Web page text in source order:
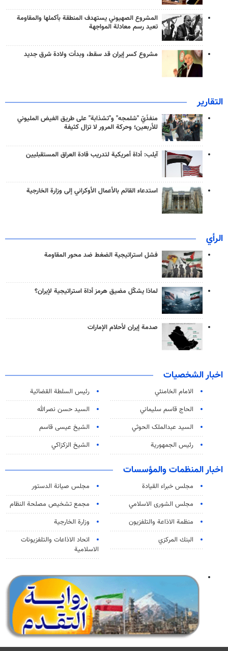
المشروع الصهيوني يستهدف المنطقة بأكملها والمقاومة
تعيد رسم معادلة المواجهة
مشروع كسر إيران قد سقط، وبدأت ولادة شرق جديد
التقارير
منفذَيّ "شلمجه" و"تشذابة" على طريق الفيض المليوني
للأربعين؛ وحركة المرور لا تزال كثيفة
آيلب: أداة أمريكية لتدريب قادة العراق المستقبليين
استدعاء القائم بالأعمال الأوكراني إلى وزارة الخارجية
الرأي
فشل استراتيجية الضغط ضد محور المقاومة
لماذا يشكّل مضيق هرمز أداة استراتيجية لإيران؟
صدمة إيران لأحلام الإمارات
اخبار الشخصيات
الامام الخامنئي
رئیس السلطة القضائیة
الحاج قاسم سليماني
السيد حسن نصرالله
السید عبدالملک الحوثي
الشيخ عيسى قاسم
رئيس الجمهورية
الشيخ الزكزاكي
اخبار المنظمات والمؤسسات
مجلس خبراء القيادة
مجلس صيانة الدستور
مجلس الشورى الاسلامي
مجمع تشخيص مصلحة النظام
منظمة الاذاعة والتلفزیون
وزارة الخارجية
البنك المركزي
اتحاد الاذاعات والتلفزيونات
الاسلامية